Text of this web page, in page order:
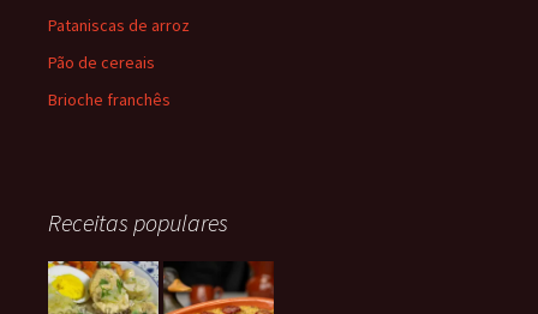
Pataniscas de arroz
Pão de cereais
Brioche franchês
Receitas populares